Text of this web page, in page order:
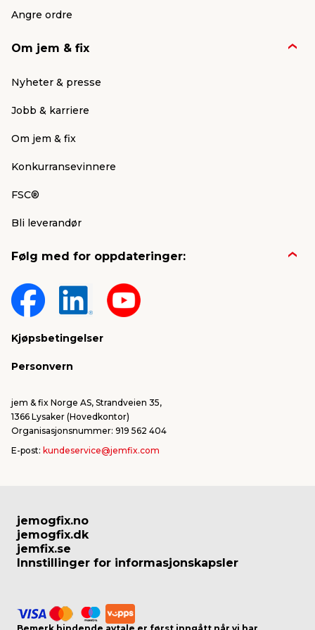
Angre ordre
Om jem & fix
Nyheter & presse
Jobb & karriere
Om jem & fix
Konkurransevinnere
FSC®
Bli leverandør
Følg med for oppdateringer:
Kjøpsbetingelser
Personvern
jem & fix Norge AS, Strandveien 35,
1366 Lysaker (Hovedkontor)
Organisasjonsnummer: 919 562 404
E-post: kundeservice@jemfix.com
jemogfix.no
jemogfix.dk
jemfix.se
Innstillinger for informasjonskapsler
Bemerk bindende avtale er først inngått når vi har